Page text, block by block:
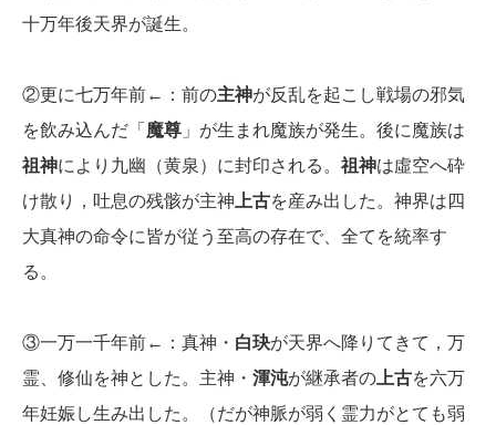
十万年後天界が誕生。
②更に七万年前←：前の主神が反乱を起こし戦場の邪気
を飲み込んだ「 魔尊 」が生まれ魔族が発生。後に魔族は
祖神により九幽（黄泉）に封印される。 祖神は虛空へ砕
け散り，吐息の残骸が主神 上古を産み出した。神界は四
大真神の命令に皆が従う至高の存在で、全てを統率す
る。
③一万一千年前←：真神・ 白玦が天界へ降りてきて，万
霊、修仙を神とした。主神・ 渾沌が継承者の 上古を六万
年妊娠し生み出した。（だが神脈が弱く霊力がとても弱